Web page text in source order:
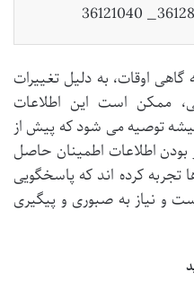
اوقات، به دلیل تغییرات
ممکن است این اطلاعات
توصیه می شود که پیش از
بودن اطلاعات اطمینان حاصل
تجربه کرده اند که پاسخگویی
و نیاز به صبوری و پیگیری